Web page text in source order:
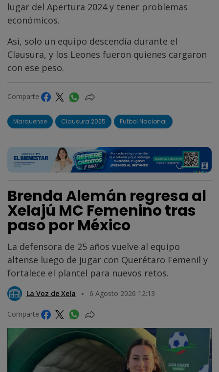
lugar del Apertura 2024 y tener problemas
económicos.
Así, solo un equipo descendía durante el
Clausura, y los Leones fueron quienes cargaron
con ese peso.
Comparte
Marquense Clausura 2025 Futbol Nacional
Brenda Alemán regresa al
Xelajú MC Femenino tras
paso por México
La defensora de 25 años vuelve al equipo
altense luego de jugar con Querétaro Femenil y
fortalece el plantel para nuevos retos.
La Voz de Xela 6 Agosto 2026 12:13
Comparte